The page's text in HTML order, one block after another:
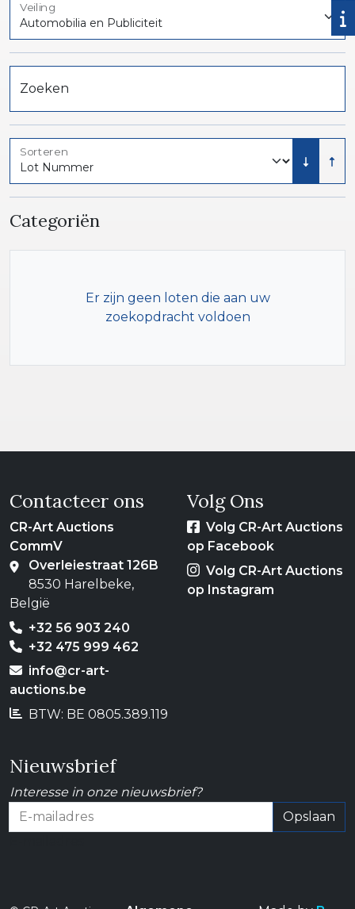
Veiling
Zoeken
Sorteren
Laag
Categoriën
Er zijn geen loten die aan uw
zoekopdracht voldoen
Contacteer ons
CR-Art Auctions
CommV
Overleiestraat 126B
8530 Harelbeke,
België
+32 56 903 240
+32 475 999 462
info@cr-art-
auctions.be
BTW: BE 0805.389.119
Volg Ons
Volg CR-Art Auctions
op Facebook
Volg CR-Art Auctions
op Instagram
Nieuwsbrief
Interesse in onze nieuwsbrief?
Opslaan